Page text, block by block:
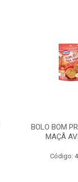
BOLO BOM
MAÇÃ
Código: